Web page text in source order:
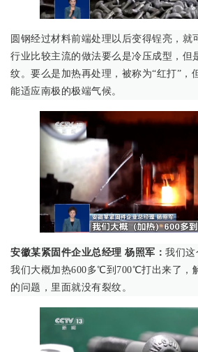
圆钢经过材料前端处理以后变得锃亮，就
行业比较主流的做法要么是冷压成型，但
纹。要么是加热再处理，被称为“红打”，
能适应南极的极端气候。
安徽某紧固件企业总经理 杨照军： 我们这
我们大概加热600多℃到700℃打出来了，
的问题，里面就没有裂纹。